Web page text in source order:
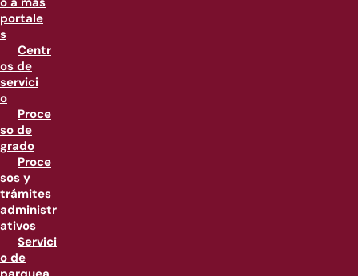
portale
s
Centr
os de
servici
o
Proce
so de
grado
Proce
sos y
trámites
administr
ativos
Servici
o de